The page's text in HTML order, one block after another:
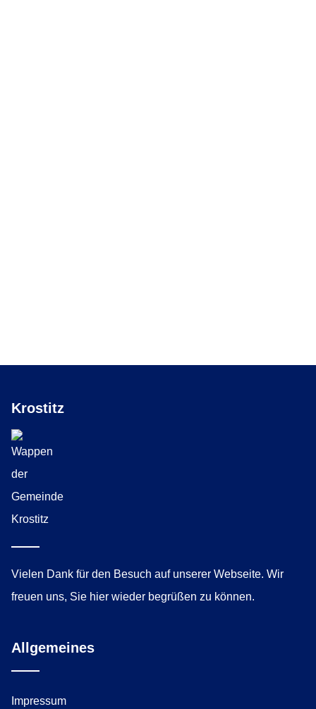
Krostitz
Vielen Dank für den Besuch auf unserer Webseite. Wir
freuen uns, Sie hier wieder begrüßen zu können.
Allgemeines
Impressum